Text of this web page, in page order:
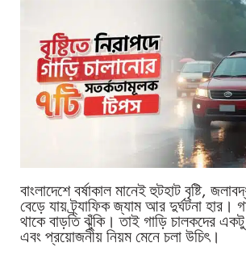
বাংলাদেশে বর্ষাকাল মানেই হুটহাট বৃষ্টি,
বেড়ে যায় ট্র্যাফিক জ্যাম আর দুর্ঘটনা হার।
থাকে বাড়তি ঝুঁকি। তাই গাড়ি চালকদের একটু
এবং প্রয়োজনীয় নিয়ম মেনে চলা উচিৎ।